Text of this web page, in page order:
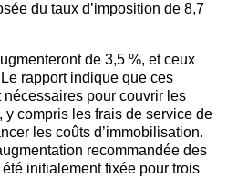
du taux d’imposition de 8,7
de 3,5 %, et ceux
rapport indique que ces
pour couvrir les
y compris les frais de service de
les coûts d’immobilisation.
recommandée des
été initialement fixée pour trois